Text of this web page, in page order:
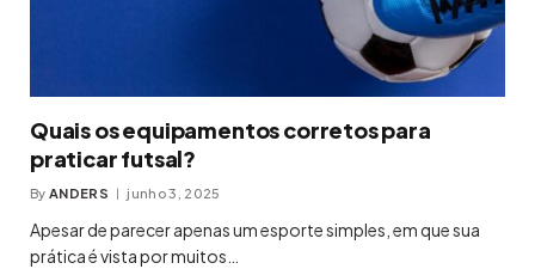
Quais os equipamentos corretos para
praticar futsal?
By ANDERS junho 3, 2025
Apesar de parecer apenas um esporte simples, em que sua
prática é vista por muitos…